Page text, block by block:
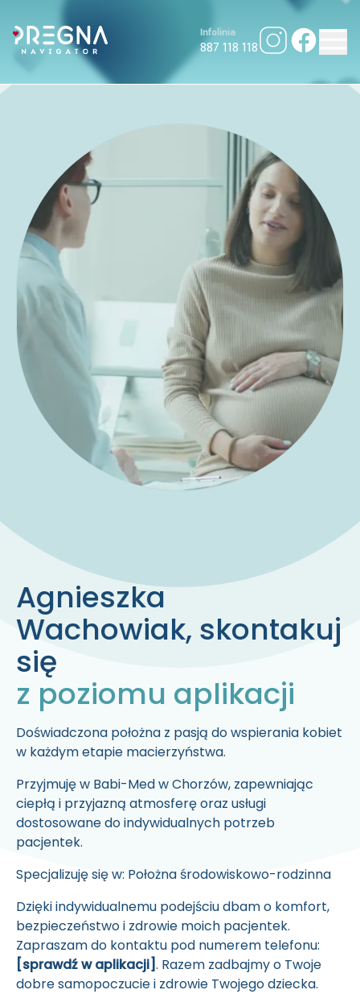
Infolinia
887 118 118
Agnieszka
Wachowiak, skontakuj
się
z poziomu aplikacji
Doświadczona położna z pasją do wspierania kobiet
w każdym etapie macierzyństwa.
Przyjmuję w Babi-Med w Chorzów, zapewniając
ciepłą i przyjazną atmosferę oraz usługi
dostosowane do indywidualnych potrzeb
pacjentek.
Specjalizuję się w: Położna środowiskowo-rodzinna
Dzięki indywidualnemu podejściu dbam o komfort,
bezpieczeństwo i zdrowie moich pacjentek.
Zapraszam do kontaktu pod numerem telefonu:
[sprawdź w aplikacji]. Razem zadbajmy o Twoje
dobre samopoczucie i zdrowie Twojego dziecka.